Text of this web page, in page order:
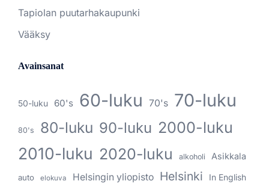
Tapiolan puutarhakaupunki
Vääksy
Avainsanat
50-luku 60's 60-luku 70's 70-luku
80's 80-luku 90-luku 2000-luku
2010-luku 2020-luku alkoholi Asikkala
auto elokuva Helsingin yliopisto Helsinki In English